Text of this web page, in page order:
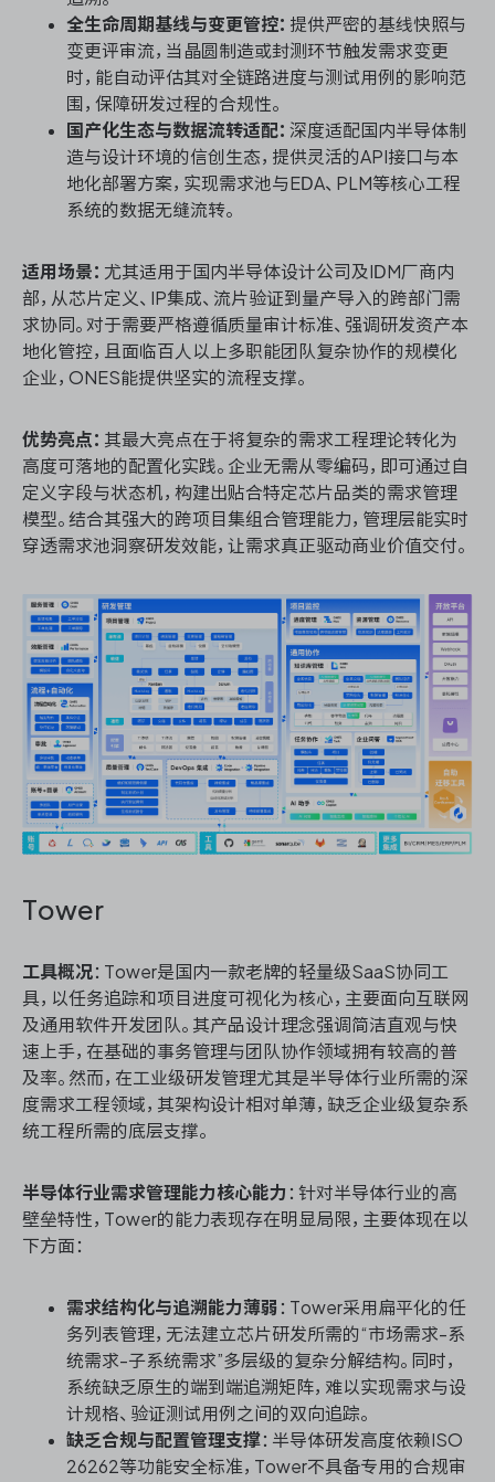
全生命周期基线与变更管控： 提供严密的基线快照与
变更评审流，当晶圆制造或封测环节触发需求变更
时，能自动评估其对全链路进度与测试用例的影响范
围，保障研发过程的合规性。
国产化生态与数据流转适配： 深度适配国内半导体制
造与设计环境的信创生态，提供灵活的API接口与本
地化部署方案，实现需求池与EDA、PLM等核心工程
系统的数据无缝流转。
适用场景： 尤其适用于国内半导体设计公司及IDM厂商内
部，从芯片定义、IP集成、流片验证到量产导入的跨部门需
求协同。对于需要严格遵循质量审计标准、强调研发资产本
地化管控，且面临百人以上多职能团队复杂协作的规模化
企业，ONES能提供坚实的流程支撑。
优势亮点： 其最大亮点在于将复杂的需求工程理论转化为
高度可落地的配置化实践。企业无需从零编码，即可通过自
定义字段与状态机，构建出贴合特定芯片品类的需求管理
模型。结合其强大的跨项目集组合管理能力，管理层能实时
穿透需求池洞察研发效能，让需求真正驱动商业价值交付。
Tower
工具概况：Tower是国内一款老牌的轻量级SaaS协同工
具，以任务追踪和项目进度可视化为核心，主要面向互联网
及通用软件开发团队。其产品设计理念强调简洁直观与快
速上手，在基础的事务管理与团队协作领域拥有较高的普
及率。然而，在工业级研发管理尤其是半导体行业所需的深
度需求工程领域，其架构设计相对单薄，缺乏企业级复杂系
统工程所需的底层支撑。
半导体行业需求管理能力核心能力 ：针对半导体行业的高
壁垒特性，Tower的能力表现存在明显局限，主要体现在以
下方面：
需求结构化与追溯能力薄弱 ：Tower采用扁平化的任
务列表管理，无法建立芯片研发所需的“市场需求-系
统需求-子系统需求”多层级的复杂分解结构。同时，
系统缺乏原生的端到端追溯矩阵，难以实现需求与设
计规格、验证测试用例之间的双向追踪。
缺乏合规与配置管理支撑：半导体研发高度依赖ISO
26262等功能安全标准，Tower不具备专用的合规审